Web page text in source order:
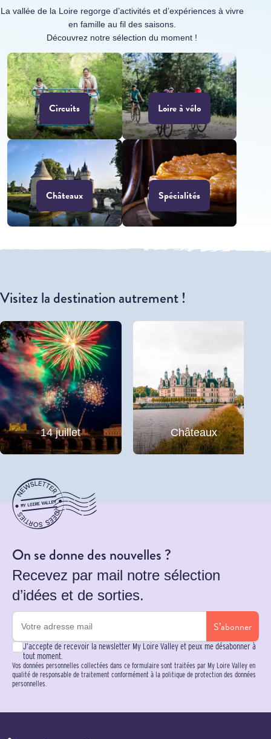
La vallée de la Loire regorge d’activités et d’expériences à vivre
en famille au fil des saisons.
Découvrez notre sélection du moment !
Circuits Loire à vélo
Châteaux Spécialités
Visitez la destination autrement !
14 juillet Châteaux
On se donne des nouvelles ?
Recevez par mail notre sélection
d’idées et de sorties.
S’abonner
J’accepte de recevoir la newsletter My Loire Valley et peux me désabonner à
tout moment.
Vos données personnelles collectées dans ce formulaire sont traitées par My Loire Valley en
qualité de responsable de traitement conformément à la politique de protection des données
personnelles.